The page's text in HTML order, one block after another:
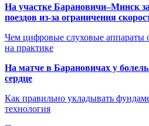
На участке Барановичи–Минск
поездов из-за ограничения
Чем цифровые слуховые аппараты
на практике
На матче в Барановичах у
сердце
Как правильно укладывать
технология